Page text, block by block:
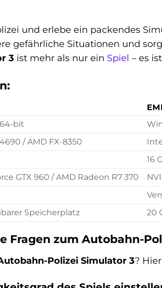
und erlebe ein packendes
gefährliche Situationen und
3 ist mehr als nur ein Spiel – es
bit
/ AMD FX-8350
16
GTX 960 / AMD Radeon R7 370
Speicherplatz 20
Fragen zum Autobahn-
Polizei Simulator 3?